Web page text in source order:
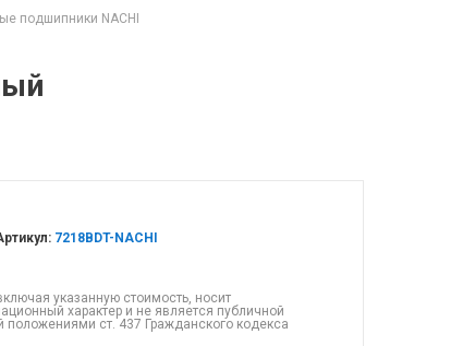
подшипники NACHI
7218BDT-NACHI
указанную стоимость, носит
характер и не является публичной
положениями ст. 437 Гражданского кодекса